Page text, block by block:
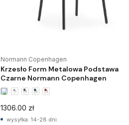
Normann Copenhagen
Krzesło Form Metalowa Podstawa
Czarne Normann Copenhagen
1306.00 zł
wysyłka: 14-28 dni